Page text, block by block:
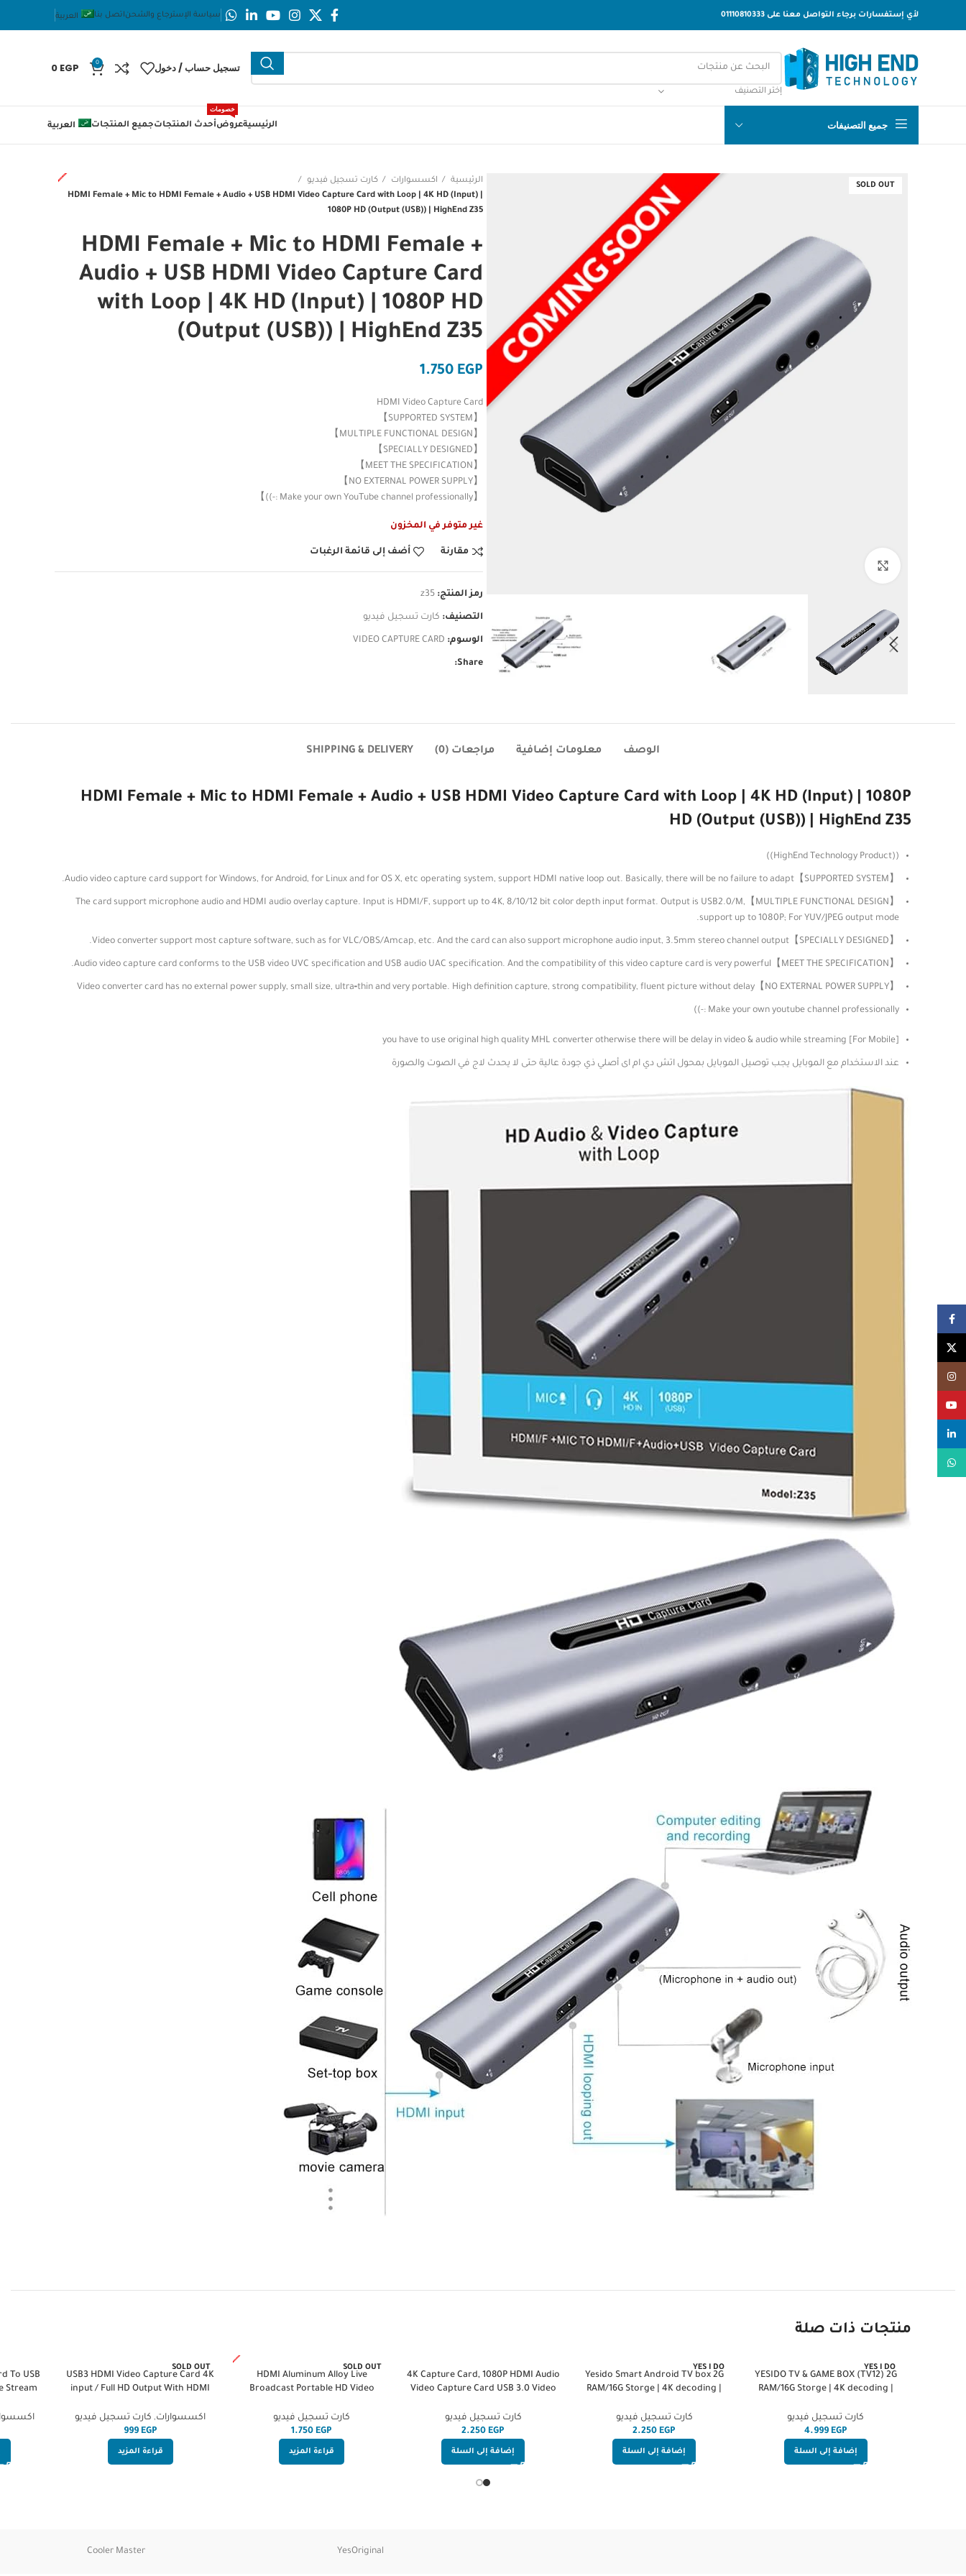
لأي إستفسارات برجاء التواصل معنا على 01110810333 سياسة الإسترجاع والشحناتصل بنا العربية
إختر التصنيف
تسجيل حساب / دخول 0
0 EGP
جميع التصنيفات الرئيسيةعروض
خصومات
أحدث المنتجاتجميع المنتجات العربية
SOLD OUT الرئيسية اكسسوارات
كارت تسجيل فيديو
HDMI Female + Mic to HDMI Female + Audio + USB HDMI Video Capture Card with Loop | 4K HD (Input) |
1080P HD (Output (USB)) | HighEnd Z35
HDMI Female + Mic to HDMI Female +
Audio + USB HDMI Video Capture Card
with Loop | 4K HD (Input) | 1080P HD
(Output (USB)) | HighEnd Z35
EGP
HDMI Video Capture Card
【SUPPORTED SYSTEM】
【MULTIPLE FUNCTIONAL DESIGN】
【SPECIALLY DESIGNED】
【MEET THE SPECIFICATION】
【NO EXTERNAL POWER SUPPLY】
【Make your own YouTube channel professionally :-))】
غير متوفر في المخزون
مقارنة أضف إلى قائمة الرغبات
رمز المنتج: z35
التصنيف: كارت تسجيل فيديو
الوسوم: VIDEO CAPTURE CARD
Share:
الوصف معلومات إضافية مراجعات (0) SHIPPING & DELIVERY
HDMI Female + Mic to HDMI Female + Audio + USB HDMI Video Capture Card with Loop | 4K HD (Input) | 1080P
HD (Output (USB)) | HighEnd Z35
((HighEnd Technology Product))
【SUPPORTED SYSTEM】Audio video capture card support for Windows, for Android, for Linux and for OS X, etc operating system, support HDMI native loop out. Basically, there will be no failure to adapt.
【MULTIPLE FUNCTIONAL DESIGN】The card support microphone audio and HDMI audio overlay capture. Input is HDMI/F, support up to 4K, 8/10/12 bit color depth input format. Output is USB2.0/M,
support up to 1080P; For YUV/JPEG output mode.
【SPECIALLY DESIGNED】Video converter support most capture software, such as for VLC/OBS/Amcap, etc. And the card can also support microphone audio input, 3.5mm stereo channel output.
【MEET THE SPECIFICATION】Audio video capture card conforms to the USB video UVC specification and USB audio UAC specification. And the compatibility of this video capture card is very powerful.
【NO EXTERNAL POWER SUPPLY】Video converter card has no external power supply, small size, ultra‑thin and very portable. High definition capture, strong compatibility, fluent picture without delay
Make your own youtube channel professionally :-))
[For Mobile] you have to use original high quality MHL converter otherwise there will be delay in video & audio while streaming
عند الاستخدام مع الموبايل يجب توصيل الموبايل بمحول اتش دي ام اى أصلي ذي جودة عالية حتى لا يحدث لاج في الصوت والصورة
منتجات ذات صلة
YES I DO
YESIDO TV & GAME BOX (TV12) 2G
RAM/16G Storge | 4K decoding |
كارت تسجيل فيديو
EGP
إضافة إلى السلة
YES I DO
Yesido Smart Android TV box 2G
RAM/16G Storge | 4K decoding |
كارت تسجيل فيديو
EGP
إضافة إلى السلة
4K Capture Card, 1080P HDMI Audio
Video Capture Card USB 3.0 Video
Live Streaming Broadcast Video
Recording Gaming via DSLR
Camcorder Computer Nintendo
Switch PS4 X-Box
كارت تسجيل فيديو
EGP
إضافة إلى السلة
SOLD OUT
HDMI Aluminum Alloy Live
Broadcast Portable HD Video
(Input) | 1080P HD (Output (USB)) |
HighEnd Z27A
كارت تسجيل فيديو
EGP
قراءة المزيد
SOLD OUT
USB3 HDMI Video Capture Card 4K
input / Full HD Output With HDMI
اكسسوارات, كارت تسجيل فيديو
EGP
قراءة المزيد
To USB
Stream
YesOriginal
Cooler Master